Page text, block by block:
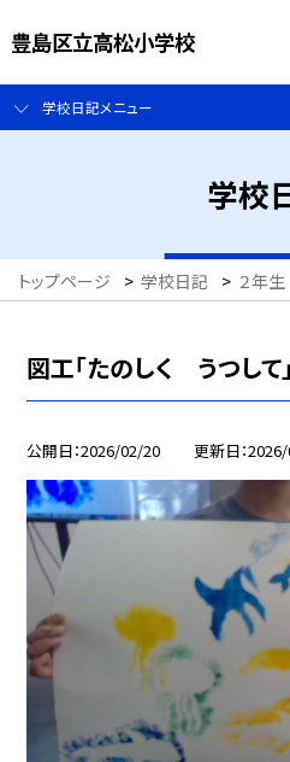
豊島区立高松小学校
学校日記メニュー
学校
トップページ > 学校日記 > ２年生
図工「たのしく うつして」
公開日 2026/02/20 更新日